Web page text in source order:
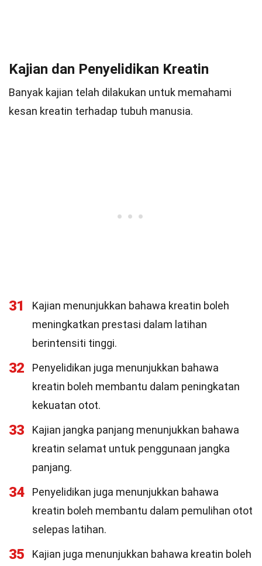
Kajian dan Penyelidikan Kreatin
Banyak kajian telah dilakukan untuk memahami
kesan kreatin terhadap tubuh manusia.
31
Kajian menunjukkan bahawa kreatin boleh
meningkatkan prestasi dalam latihan
berintensiti tinggi.
32
Penyelidikan juga menunjukkan bahawa
kreatin boleh membantu dalam peningkatan
kekuatan otot.
33
Kajian jangka panjang menunjukkan bahawa
kreatin selamat untuk penggunaan jangka
panjang.
34
Penyelidikan juga menunjukkan bahawa
kreatin boleh membantu dalam pemulihan otot
selepas latihan.
35
Kajian juga menunjukkan bahawa kreatin boleh